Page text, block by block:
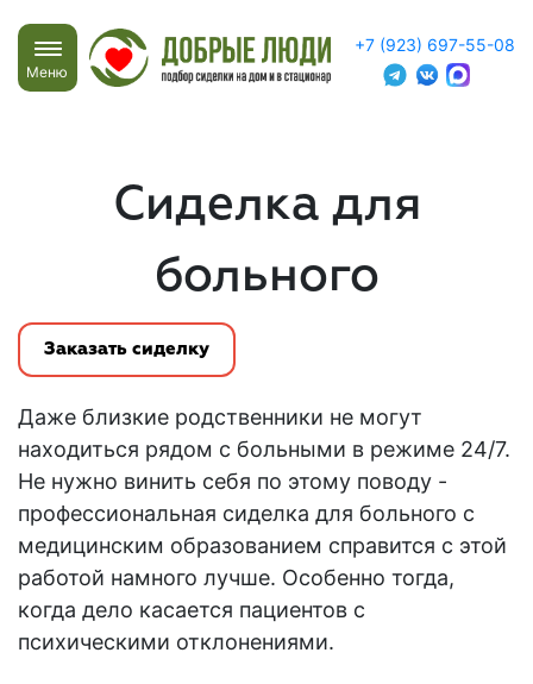
Меню
+7 (923) 697-55-08
Сиделка для
больного
Заказать сиделку
Даже близкие родственники не могут
находиться рядом с больными в режиме 24/7.
Не нужно винить себя по этому поводу -
профессиональная сиделка для больного с
медицинским образованием справится с этой
работой намного лучше. Особенно тогда,
когда дело касается пациентов с
психическими отклонениями.